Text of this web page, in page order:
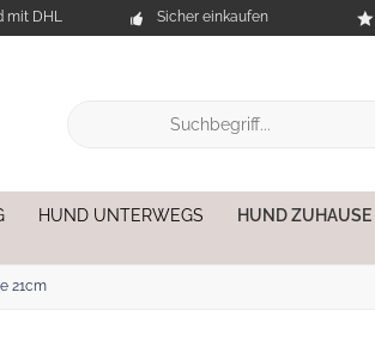
mit DHL Sicher einkaufen
HUND UNTERWEGS HUND ZUHAUSE
21cm